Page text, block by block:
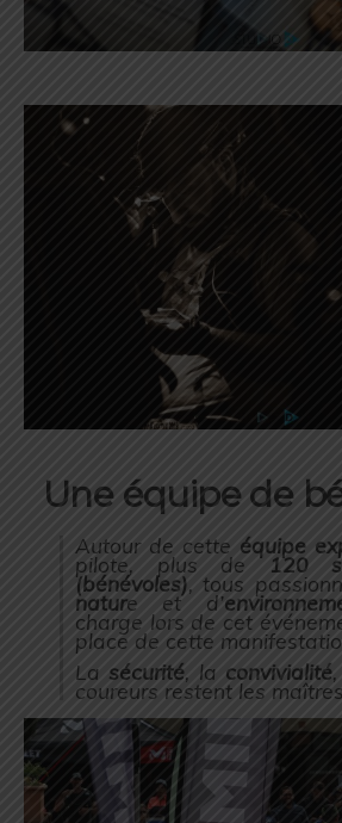
Une équipe de
Autour de cette équipe
pilote, plus de 120
(bénévoles), tous
nature et d’
charge lors de cet
place de cette
La sécurité, la convivialité
coureurs restent les